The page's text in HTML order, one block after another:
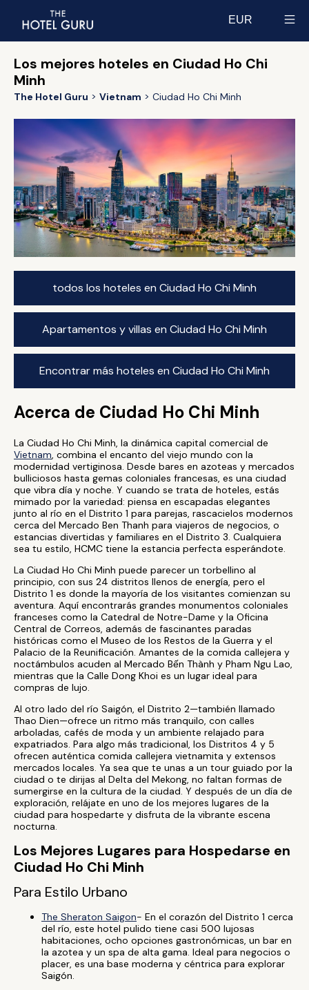
EUR
Los mejores hoteles en Ciudad Ho Chi
Minh
The Hotel Guru Vietnam Ciudad Ho Chi Minh
todos los hoteles en Ciudad Ho Chi Minh
Apartamentos y villas en Ciudad Ho Chi Minh
Encontrar más hoteles en Ciudad Ho Chi Minh
Acerca de Ciudad Ho Chi Minh
La Ciudad Ho Chi Minh, la dinámica capital comercial de
Vietnam, combina el encanto del viejo mundo con la
modernidad vertiginosa. Desde bares en azoteas y mercados
bulliciosos hasta gemas coloniales francesas, es una ciudad
que vibra día y noche. Y cuando se trata de hoteles, estás
mimado por la variedad: piensa en escapadas elegantes
junto al río en el Distrito 1 para parejas, rascacielos modernos
cerca del Mercado Ben Thanh para viajeros de negocios, o
estancias divertidas y familiares en el Distrito 3. Cualquiera
sea tu estilo, HCMC tiene la estancia perfecta esperándote.
La Ciudad Ho Chi Minh puede parecer un torbellino al
principio, con sus 24 distritos llenos de energía, pero el
Distrito 1 es donde la mayoría de los visitantes comienzan su
aventura. Aquí encontrarás grandes monumentos coloniales
franceses como la Catedral de Notre-Dame y la Oficina
Central de Correos, además de fascinantes paradas
históricas como el Museo de los Restos de la Guerra y el
Palacio de la Reunificación. Amantes de la comida callejera y
noctámbulos acuden al Mercado Bến Thành y Pham Ngu Lao,
mientras que la Calle Dong Khoi es un lugar ideal para
compras de lujo.
Al otro lado del río Saigón, el Distrito 2—también llamado
Thao Dien—ofrece un ritmo más tranquilo, con calles
arboladas, cafés de moda y un ambiente relajado para
expatriados. Para algo más tradicional, los Distritos 4 y 5
ofrecen auténtica comida callejera vietnamita y extensos
mercados locales. Ya sea que te unas a un tour guiado por la
ciudad o te dirijas al Delta del Mekong, no faltan formas de
sumergirse en la cultura de la ciudad. Y después de un día de
exploración, relájate en uno de los mejores lugares de la
ciudad para hospedarte y disfruta de la vibrante escena
nocturna.
Los Mejores Lugares para Hospedarse en
Ciudad Ho Chi Minh
Para Estilo Urbano
The Sheraton Saigon- En el corazón del Distrito 1 cerca
del río, este hotel pulido tiene casi 500 lujosas
habitaciones, ocho opciones gastronómicas, un bar en
la azotea y un spa de alta gama. Ideal para negocios o
placer, es una base moderna y céntrica para explorar
Saigón.